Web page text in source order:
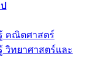
คณิตศาสตร์
วิทยาศาสตร์และ